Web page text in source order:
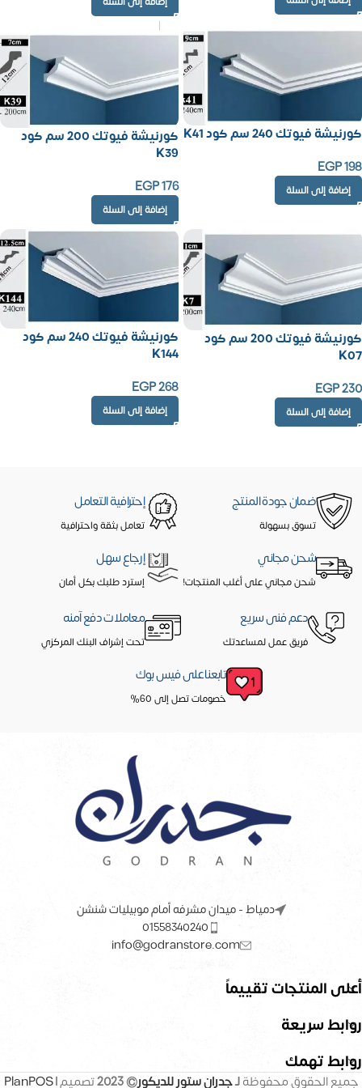
كورنيشة فيوتك 240 سم كود K41
EGP198
إضافة إلى السلة
كورنيشة فيوتك 200 سم كود
K39
EGP176
إضافة إلى السلة
كورنيشة فيوتك 200 سم كود
K07
EGP230
إضافة إلى السلة
كورنيشة فيوتك 240 سم كود
K144
EGP268
إضافة إلى السلة
ضمان جودة المنتج
تسوق بسهولة
إحترافية التعامل
تعامل بثقة واحترافية
شحن مجاني
شحن مجاني على أغلب المنتجات!
إرجاع سهل
إسترد طلبك بكل أمان
دعم فنى سريع
فريق عمل لمساعدتك
معاملات دفع آمنه
تحت إشراف البنك المركزي
تابعنا على فيس بوك
خصومات تصل إلى 60%
دمياط - ميدان مشرفه أمام موبيليات شنشن
01558340240
info@godranstore.com
أعلى المنتجات تقييماً
روابط سريعة
روابط تهمك
جميع الحقوق محفوظةلـجدران ستور للديكور© 2023 تصميم |PlanPOS